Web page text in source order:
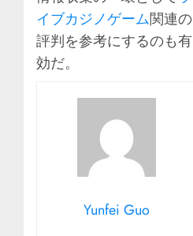
イブカジノゲーム関連の
評判を参考にするのも有
効だ。
Yunfei Guo